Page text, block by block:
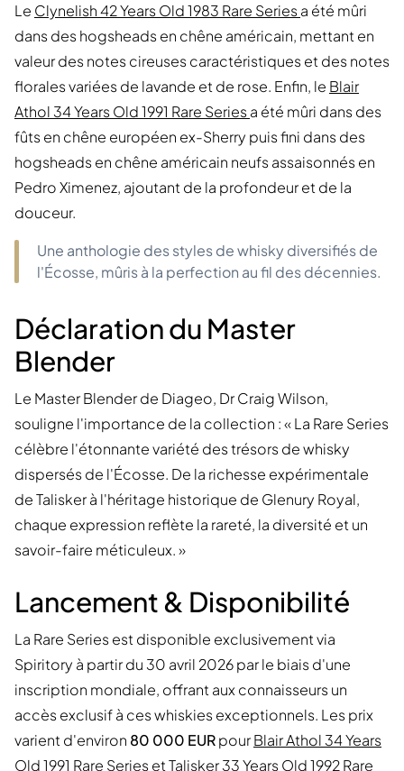
Le Clynelish 42 Years Old 1983 Rare Seriesa été mûri
dans des hogsheads en chêne américain, mettant en
valeur des notes cireuses caractéristiques et des notes
florales variées de lavande et de rose. Enfin, le Blair
Athol 34 Years Old 1991 Rare Seriesa été mûri dans des
fûts en chêne européen ex-Sherry puis fini dans des
hogsheads en chêne américain neufs assaisonnés en
Pedro Ximenez, ajoutant de la profondeur et de la
douceur.
Une anthologie des styles de whisky diversifiés de
l'Écosse, mûris à la perfection au fil des décennies.
Déclaration du Master
Blender
Le Master Blender de Diageo, Dr Craig Wilson,
souligne l'importance de la collection : « La Rare Series
célèbre l'étonnante variété des trésors de whisky
dispersés de l'Écosse. De la richesse expérimentale
de Talisker à l'héritage historique de Glenury Royal,
chaque expression reflète la rareté, la diversité et un
savoir-faire méticuleux. »
Lancement & Disponibilité
La Rare Series est disponible exclusivement via
Spiritory à partir du 30 avril 2026 par le biais d'une
inscription mondiale, offrant aux connaisseurs un
accès exclusif à ces whiskies exceptionnels. Les prix
varient d'environ 80 000 EURpourBlair Athol 34 Years
Old 1991 Rare SeriesetTalisker 33 Years Old 1992 Rare